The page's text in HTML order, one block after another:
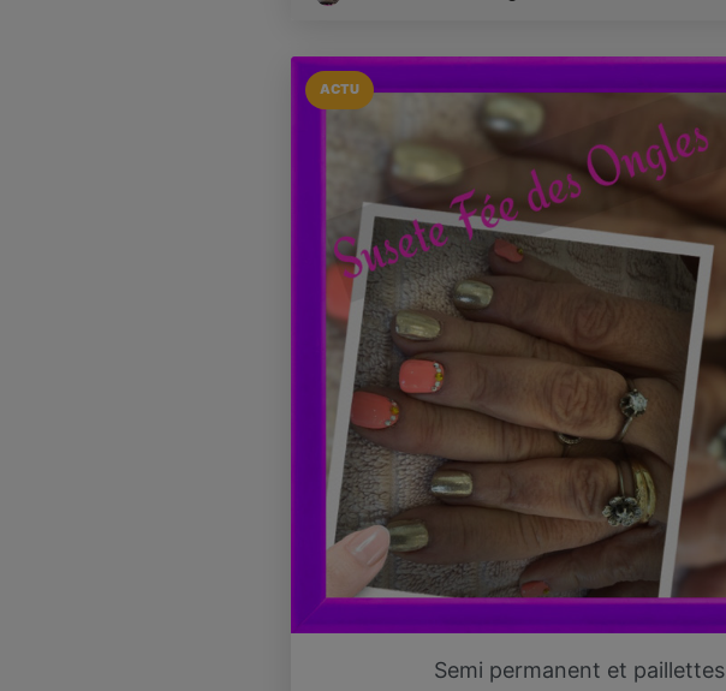
ACTU
Semi permanent et paillettes